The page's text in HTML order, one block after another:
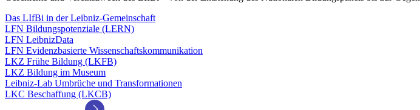
Das LIfBi in der Leibniz-Gemeinschaft
LFN Bildungspotenziale (LERN)
LFN LeibnizData
LFN Evidenzbasierte Wissenschaftskommunikation
LKZ Frühe Bildung (LKFB)
LKZ Bildung im Museum
Leibniz-Lab Umbrüche und Transformationen
LKC Beschaffung (LKCB)